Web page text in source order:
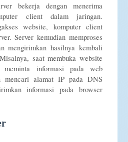
bekerja dengan menerima
client dalam jaringan.
website, komputer client
Server kemudian memproses
mengirimkan hasilnya kembali
saat membuka website
meminta informasi pada web
mencari alamat IP pada DNS
informasi pada browser